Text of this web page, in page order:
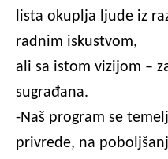
lista okuplja ljude iz
radnim iskustvom,
ali sa istom vizijom –
sugrađana.
-Naš program se
privrede, na